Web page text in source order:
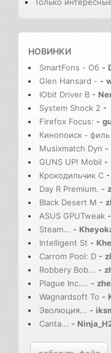
Только
НОВИНКИ
SmartFons - Об -
Glen Hansard - -
IObit Driver B -
System Shock 2 -
Firefox Focus: -
Кинопоиск－филь
Musixmatch Dyn -
GUNS UP! Mobil -
Крокодильчик С -
Day R Premium. -
Black Desert M -
ASUS GPUTweak -
Steam... -
Intelligent St -
Carrom Pool: D -
Robbery Bob... -
Plague Inc.... -
Wagnardsoft To -
Эволюция... -
Canta... -